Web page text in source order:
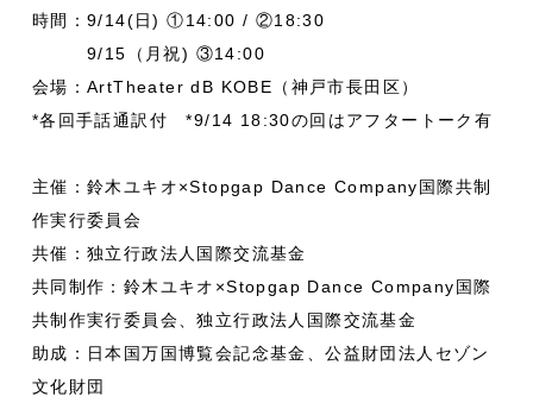
時間：9/14(日) ①14:00 / ②18:30
9/15（月祝) ③14:00
会場：ArtTheater dB KOBE（神戸市長田区）
*各回手話通訳付 *9/14 18:30の回はアフタートーク有
主催：鈴木ユキオ×Stopgap Dance Company国際共制
作実行委員会
共催：独立行政法人国際交流基金
共同制作：鈴木ユキオ×Stopgap Dance Company国際
共制作実行委員会、独立行政法人国際交流基金
助成：日本国万国博覧会記念基金、公益財団法人セゾン
文化財団